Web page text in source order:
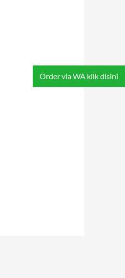
Order via WA klik disini